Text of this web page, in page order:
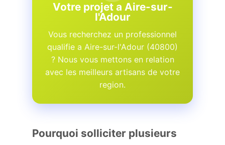
Votre projet a Aire-sur-
l'Adour
Vous recherchez un professionnel
qualifie a Aire-sur-l'Adour (40800)
? Nous vous mettons en relation
avec les meilleurs artisans de votre
region.
Pourquoi solliciter plusieurs